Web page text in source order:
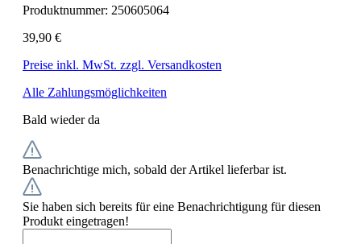
Produktnummer: 250605064
39,90 €
Preise inkl. MwSt. zzgl. Versandkosten
Alle Zahlungsmöglichkeiten
Bald wieder da
Benachrichtige mich, sobald der Artikel lieferbar ist.
Sie haben sich bereits für eine Benachrichtigung für diesen
Produkt eingetragen!